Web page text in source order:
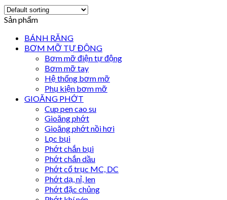
Sản phẩm
BÁNH RĂNG
BƠM MỠ TỰ ĐỘNG
Bơm mỡ điện tự động
Bơm mỡ tay
Hệ thống bơm mỡ
Phụ kiện bơm mỡ
GIOĂNG PHỚT
Cup pen cao su
Gioăng phớt
Gioăng phớt nồi hơi
Lọc bụi
Phớt chắn bụi
Phớt chắn dầu
Phớt cổ trục MC, DC
Phớt dạ, nỉ, len
Phớt đặc chủng